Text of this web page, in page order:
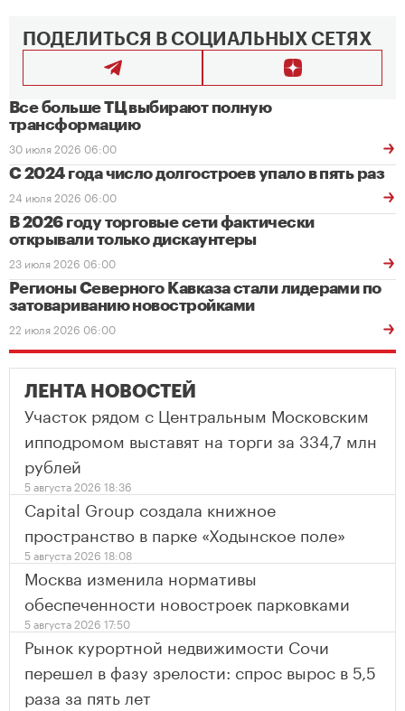
ПОДЕЛИТЬСЯ В СОЦИАЛЬНЫХ СЕТЯХ
Все больше ТЦ выбирают полную
трансформацию
30 июля 2026 06:00
С 2024 года число долгостроев упало в пять раз
24 июля 2026 06:00
В 2026 году торговые сети фактически
открывали только дискаунтеры
23 июля 2026 06:00
Регионы Северного Кавказа стали лидерами по
затовариванию новостройками
22 июля 2026 06:00
ЛЕНТА НОВОСТЕЙ
Участок рядом с Центральным Московским
ипподромом выставят на торги за 334,7 млн
рублей
5 августа 2026 18:36
Capital Group создала книжное
пространство в парке «Ходынское поле»
5 августа 2026 18:08
Москва изменила нормативы
обеспеченности новостроек парковками
5 августа 2026 17:50
Рынок курортной недвижимости Сочи
перешел в фазу зрелости: спрос вырос в 5,5
раза за пять лет